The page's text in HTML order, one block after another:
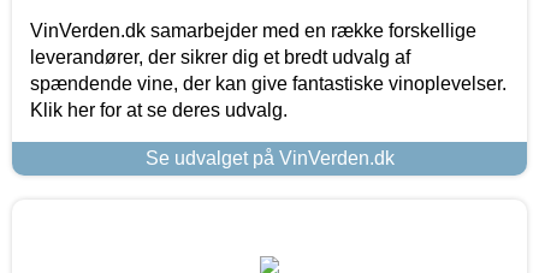
VinVerden.dk samarbejder med en række forskellige
leverandører, der sikrer dig et bredt udvalg af
spændende vine, der kan give fantastiske vinoplevelser.
Klik her for at se deres udvalg.
Se udvalget på VinVerden.dk